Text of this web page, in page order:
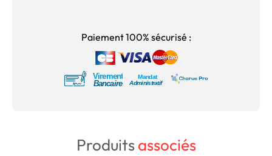
Paiement 100% sécurisé :
Produitsassociés